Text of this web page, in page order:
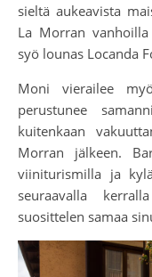
sieltä aukeavista
La Morran
syö lounas Locanda
Moni vierailee
perustunee
kuitenkaan
Morran jälkeen.
viiniturismilla ja
seuraavalla
suosittelen samaa